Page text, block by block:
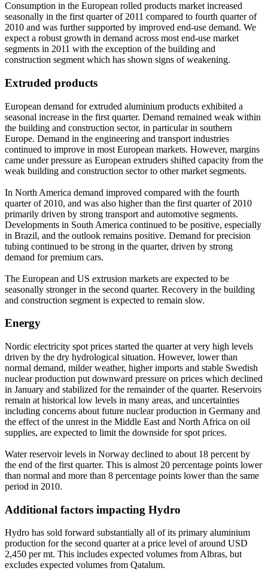
Consumption in the European rolled products market increased
seasonally in the first quarter of 2011 compared to fourth quarter of
2010 and was further supported by improved end-use demand. We
expect a robust growth in demand across most end-use market
segments in 2011 with the exception of the building and
construction segment which has shown signs of weakening.
Extruded products
European demand for extruded aluminium products exhibited a
seasonal increase in the first quarter. Demand remained weak within
the building and construction sector, in particular in southern
Europe. Demand in the engineering and transport industries
continued to improve in most European markets. However, margins
came under pressure as European extruders shifted capacity from the
weak building and construction sector to other market segments.
In North America demand improved compared with the fourth
quarter of 2010, and was also higher than the first quarter of 2010
primarily driven by strong transport and automotive segments.
Developments in South America continued to be positive, especially
in Brazil, and the outlook remains positive. Demand for precision
tubing continued to be strong in the quarter, driven by strong
demand for premium cars.
The European and US extrusion markets are expected to be
seasonally stronger in the second quarter. Recovery in the building
and construction segment is expected to remain slow.
Energy
Nordic electricity spot prices started the quarter at very high levels
driven by the dry hydrological situation. However, lower than
normal demand, milder weather, higher imports and stable Swedish
nuclear production put downward pressure on prices which declined
in January and stabilized for the remainder of the quarter. Reservoirs
remain at historical low levels in many areas, and uncertainties
including concerns about future nuclear production in Germany and
the effect of the unrest in the Middle East and North Africa on oil
supplies, are expected to limit the downside for spot prices.
Water reservoir levels in Norway declined to about 18 percent by
the end of the first quarter. This is almost 20 percentage points lower
than normal and more than 8 percentage points lower than the same
period in 2010.
Additional factors impacting Hydro
Hydro has sold forward substantially all of its primary aluminium
production for the second quarter at a price level of around USD
2,450 per mt. This includes expected volumes from Albras, but
excludes expected volumes from Qatalum.